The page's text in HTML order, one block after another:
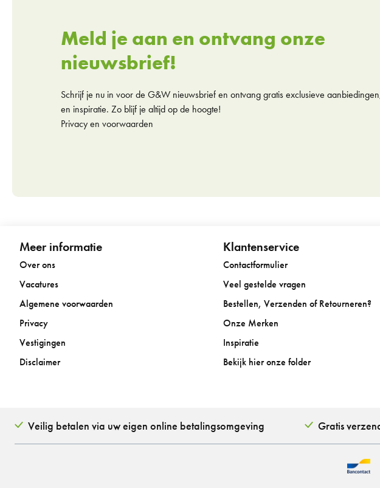
Meld je aan en ontvang onze
nieuwsbrief!
Schrijf je nu in voor de G&W nieuwsbrief en ontvang gratis exclusieve
en inspiratie. Zo blijf je altijd op de hoogte!
Privacy en voorwaarden
Meer informatie
Over ons
Vacatures
Algemene voorwaarden
Privacy
Vestigingen
Disclaimer
Klantenservice
Contactformulier
Veel gestelde vragen
Bestellen, Verzenden of Retourneren?
Onze Merken
Inspiratie
Bekijk hier onze folder
Veilig betalen via uw eigen online betalingsomgeving Gratis